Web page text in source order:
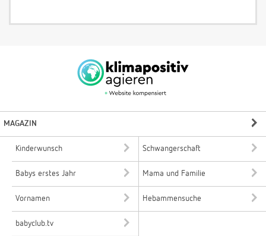
MAGAZIN
Kinderwunsch Schwangerschaft
Babys erstes Jahr Mama und Familie
Vornamen Hebammensuche
babyclub.tv